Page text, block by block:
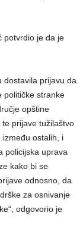
potvrdio je da je
dostavila prijavu da
političke stranke
opštine
prijave tužilaštvo
između ostalih, i
policijska uprava
kako bi se
odnosno, da
za osnivanje
odgovorio je